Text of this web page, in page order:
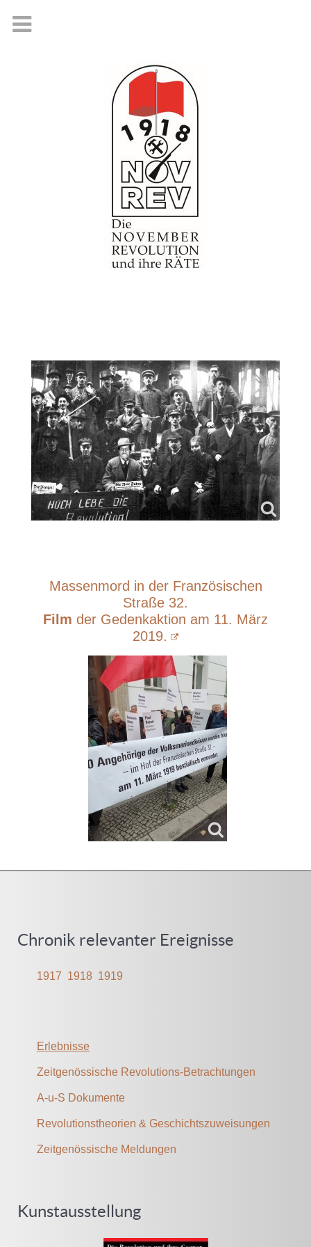
Massenmord in der Französischen
Straße 32.
Film der Gedenkaktion am 11. März
2019.
Chronik relevanter Ereignisse
1917 1918 1919
Erlebnisse
Zeitgenössische Revolutions-Betrachtungen
A-u-S Dokumente
Revolutionstheorien & Geschichtszuweisungen
Zeitgenössische Meldungen
Kunstausstellung